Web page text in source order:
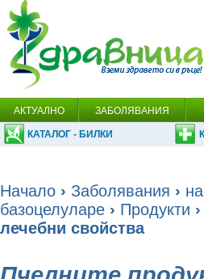
АКТУАЛНО ЗАБОЛЯВАНИЯ
КАТАЛОГ - БИЛКИ
Начало › Заболявания ›
базоцелуларе › Продукти
лечебни свойства